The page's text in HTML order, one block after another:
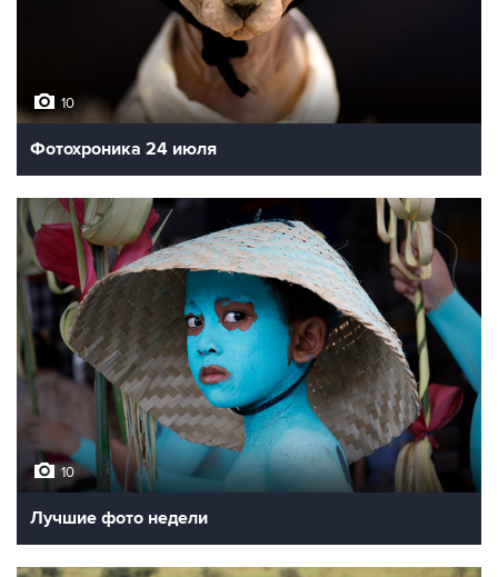
10
Фотохроника 24 июля
10
Лучшие фото недели